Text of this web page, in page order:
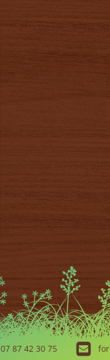
07 87 42 30 75